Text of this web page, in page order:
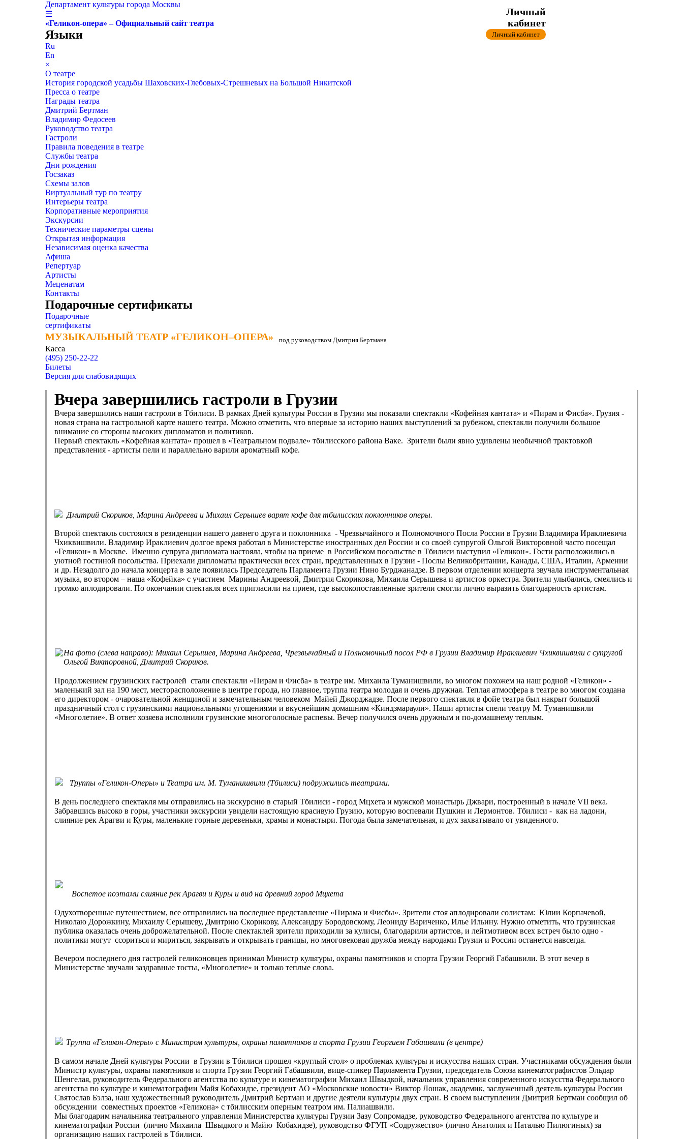
Департамент культуры города Москвы
☰
«Геликон-опера» – Официальный сайт театра
Языки
Ru
En
×
О театре
История городской усадьбы Шаховских-Глебовых-Стрешневых на Большой Никитской
Пресса о театре
Награды театра
Дмитрий Бертман
Владимир Федосеев
Руководство театра
Гастроли
Правила поведения в театре
Службы театра
Дни рождения
Госзаказ
Схемы залов
Виртуальный тур по театру
Интерьеры театра
Корпоративные мероприятия
Экскурсии
Технические параметры сцены
Открытая информация
Независимая оценка качества
Афиша
Репертуар
Артисты
Меценатам
Контакты
Подарочные сертификаты
Подарочные
сертификаты
МУЗЫКАЛЬНЫЙ ТЕАТР «ГЕЛИКОН–ОПЕРА»
МУЗЫКАЛЬНЫЙ ТЕАТР «ГЕЛИКОН–ОПЕРА» под руководством Дмитрия Бертмана
Касса
(495) 250-22-22
Личный
кабинет
Личный кабинет
Билеты
Версия для слабовидящих
Вчера завершились гастроли в Грузии
Вчера завершились наши гастроли в Тбилиси. В рамках Дней культуры России в Грузии мы показали спектакли «Кофейная кантата» и «Пирам и Фисба». Грузия -
новая страна на гастрольной карте нашего театра. Можно отметить, что впервые за историю наших выступлений за рубежом, спектакли получили большое
внимание со стороны высоких дипломатов и политиков.
Первый спектакль «Кофейная кантата» прошел в «Театральном подвале» тбилисского района Ваке. Зрители были явно удивлены необычной трактовкой
представления - артисты пели и параллельно варили ароматный кофе.
Дмитрий Скориков, Марина Андреева и Михаил Серышев варят кофе для тбилисских поклонников оперы.
Второй спектакль состоялся в резиденции нашего давнего друга и поклонника - Чрезвычайного и Полномочного Посла России в Грузии Владимира Ираклиевича
Чхиквишвили. Владимир Ираклиевич долгое время работал в Министерстве иностранных дел России и со своей супругой Ольгой Викторовной часто посещал
«Геликон» в Москве. Именно супруга дипломата настояла, чтобы на приеме в Российском посольстве в Тбилиси выступил «Геликон». Гости расположились в
уютной гостиной посольства. Приехали дипломаты практически всех стран, представленных в Грузии - Послы Великобритании, Канады, США, Италии, Армении
и др. Незадолго до начала концерта в зале появилась Председатель Парламента Грузии Нино Бурджанадзе. В первом отделении концерта звучала инструментальная
музыка, во втором – наша «Кофейка» с участием Марины Андреевой, Дмитрия Скорикова, Михаила Серышева и артистов оркестра. Зрители улыбались, смеялись и
громко аплодировали. По окончании спектакля всех пригласили на прием, где высокопоставленные зрители смогли лично выразить благодарность артистам.
На фото (слева направо): Михаил Серышев, Марина Андреева, Чрезвычайный и Полномочный посол РФ в Грузии Владимир Ираклиевич Чхиквишвили с супругой
Ольгой Викторовной, Дмитрий Скориков.
Продолжением грузинских гастролей стали спектакли «Пирам и Фисба» в театре им. Михаила Туманишвили, во многом похожем на наш родной «Геликон» -
маленький зал на 190 мест, месторасположение в центре города, но главное, труппа театра молодая и очень дружная. Теплая атмосфера в театре во многом создана
его директором - очаровательной женщиной и замечательным человеком Майей Джорджадзе. После первого спектакля в фойе театра был накрыт большой
праздничный стол с грузинскими национальными угощениями и вкуснейшим домашним «Киндзмараули». Наши артисты спели театру М. Туманишвили
«Многолетие». В ответ хозяева исполнили грузинские многоголосные распевы. Вечер получился очень дружным и по-домашнему теплым.
Труппы «Геликон-Оперы» и Театра им. М. Туманишвили (Тбилиси) подружились театрами.
В день последнего спектакля мы отправились на экскурсию в старый Тбилиси - город Мцхета и мужской монастырь Джвари, построенный в начале VII века.
Забравшись высоко в горы, участники экскурсии увидели настоящую красивую Грузию, которую воспевали Пушкин и Лермонтов. Тбилиси - как на ладони,
слияние рек Арагви и Куры, маленькие горные деревеньки, храмы и монастыри. Погода была замечательная, и дух захватывало от увиденного.
Воспетое поэтами слияние рек Арагви и Куры и вид на древний город Мцхета
Одухотворенные путешествием, все отправились на последнее представление «Пирама и Фисбы». Зрители стоя аплодировали солистам: Юлии Корпачевой,
Николаю Дорожкину, Михаилу Серышеву, Дмитрию Скорикову, Александру Бородовскому, Леониду Вариченко, Илье Ильину. Нужно отметить, что грузинская
публика оказалась очень доброжелательной. После спектаклей зрители приходили за кулисы, благодарили артистов, и лейтмотивом всех встреч было одно -
политики могут ссориться и мириться, закрывать и открывать границы, но многовековая дружба между народами Грузии и России останется навсегда.
Вечером последнего дня гастролей геликоновцев принимал Министр культуры, охраны памятников и спорта Грузии Георгий Габашвили. В этот вечер в
Министерстве звучали заздравные тосты, «Многолетие» и только теплые слова.
Труппа «Геликон-Оперы» с Министром культуры, охраны памятников и спорта Грузии Георгием Габашвили (в центре)
В самом начале Дней культуры России в Грузии в Тбилиси прошел «круглый стол» о проблемах культуры и искусства наших стран. Участниками обсуждения были
Министр культуры, охраны памятников и спорта Грузии Георгий Габашвили, вице-спикер Парламента Грузии, председатель Союза кинематографистов Эльдар
Шенгелая, руководитель Федерального агентства по культуре и кинематографии Михаил Швыдкой, начальник управления современного искусства Федерального
агентства по культуре и кинематографии Майя Кобахидзе, президент АО «Московские новости» Виктор Лошак, академик, заслуженный деятель культуры России
Святослав Бэлза, наш художественный руководитель Дмитрий Бертман и другие деятели культуры двух стран. В своем выступлении Дмитрий Бертман сообщил об
обсуждении совместных проектов «Геликона» с тбилисским оперным театром им. Палиашвили.
Мы благодарим начальника театрального управления Министерства культуры Грузии Зазу Сопромадзе, руководство Федерального агентства по культуре и
кинематографии России (лично Михаила Швыдкого и Майю Кобахидзе), руководство ФГУП «Содружество» (лично Анатолия и Наталью Пилюгиных) за
организацию наших гастролей в Тбилиси.